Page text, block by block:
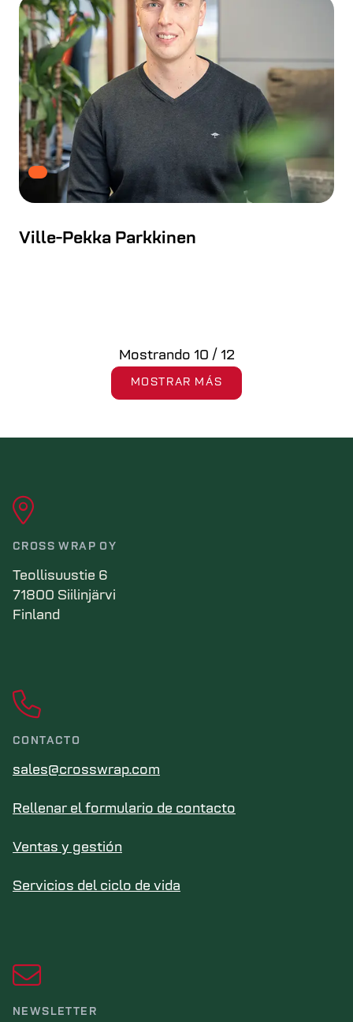
Ville-Pekka Parkkinen
Mostrando 10 / 12
MOSTRAR MÁS
CROSS WRAP OY
Teollisuustie 6
71800 Siilinjärvi
Finland
CONTACTO
sales@crosswrap.com
Rellenar el formulario de contacto
Ventas y gestión
Servicios del ciclo de vida
NEWSLETTER